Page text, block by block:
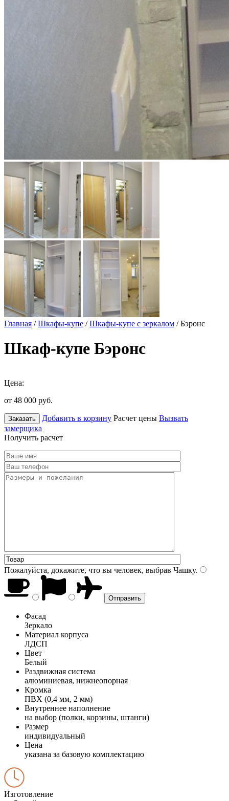
Главная /Шкафы-купе /Шкафы-купе с зеркалом / Бэронс
Шкаф-купе Бэронс
Цена:
от 48 000 руб.
Заказать Добавить в корзину Расчет цены Вызвать
замерщика
Получить расчет
Пожалуйста, докажите, что вы человек, выбрав Чашку.
Фасад
Зеркало
Материал корпуса
ЛДСП
Цвет
Белый
Раздвижная система
алюминиевая, нижнеопорная
Кромка
ПВХ (0,4 мм, 2 мм)
Внутреннее наполнение
на выбор (полки, корзины, штанги)
Размер
индивидуальный
Цена
указана за базовую комплектацию
Изготовление